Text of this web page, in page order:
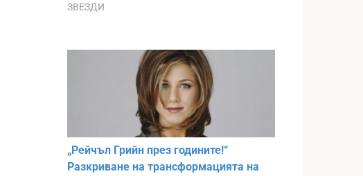
ЗВЕЗДИ
„Рейчъл Грийн през годините!“
Разкриване на трансформацията на